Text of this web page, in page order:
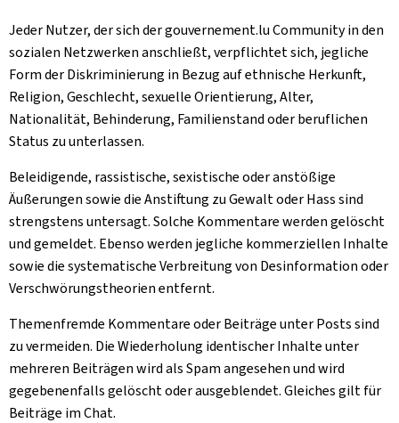
Jeder Nutzer, der sich der gouvernement.lu Community in den
sozialen Netzwerken anschließt, verpflichtet sich, jegliche
Form der Diskriminierung in Bezug auf ethnische Herkunft,
Religion, Geschlecht, sexuelle Orientierung, Alter,
Nationalität, Behinderung, Familienstand oder beruflichen
Status zu unterlassen.
Beleidigende, rassistische, sexistische oder anstößige
Äußerungen sowie die Anstiftung zu Gewalt oder Hass sind
strengstens untersagt. Solche Kommentare werden gelöscht
und gemeldet. Ebenso werden jegliche kommerziellen Inhalte
sowie die systematische Verbreitung von Desinformation oder
Verschwörungstheorien entfernt.
Themenfremde Kommentare oder Beiträge unter Posts sind
zu vermeiden. Die Wiederholung identischer Inhalte unter
mehreren Beiträgen wird als Spam angesehen und wird
gegebenenfalls gelöscht oder ausgeblendet. Gleiches gilt für
Beiträge im Chat.